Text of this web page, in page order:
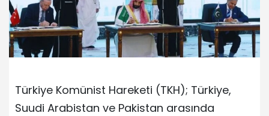
Türkiye Komünist Hareketi (TKH); Türkiye,
Suudi Arabistan ve Pakistan arasında